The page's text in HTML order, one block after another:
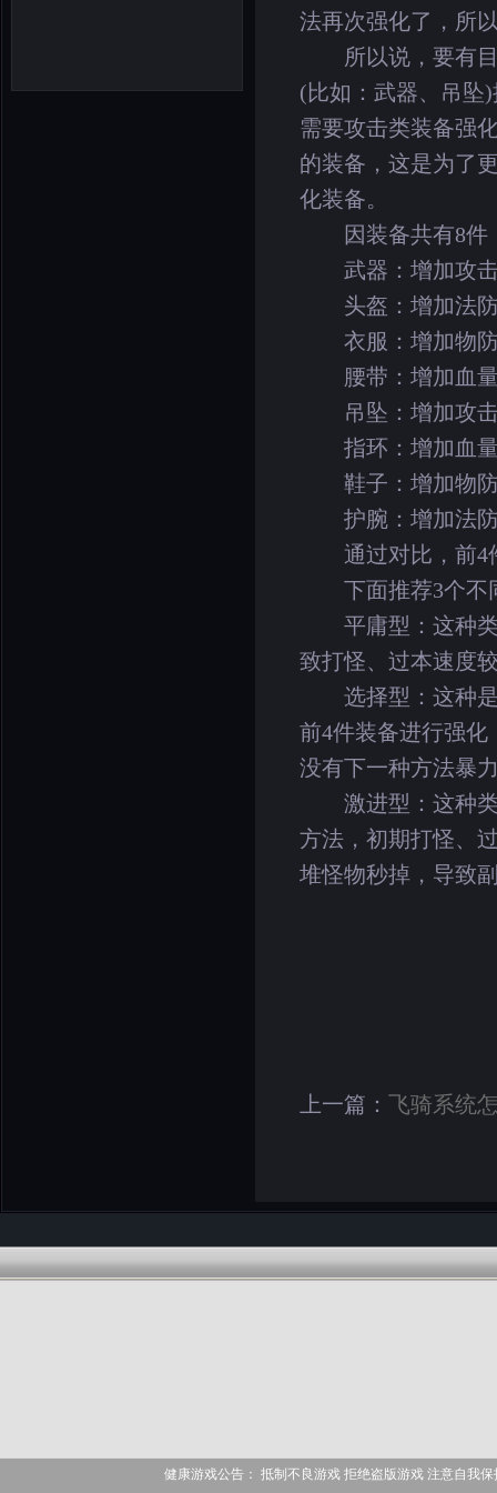
法再次强化了，所
所以说，要有目
(比如：武器、吊坠
需要攻击类装备强
的装备，这是为了
化装备。
因装备共有8件
武器：增加攻
头盔：增加法
衣服：增加物
腰带：增加血
吊坠：增加攻
指环：增加血
鞋子：增加物
护腕：增加法
通过对比，前4
下面推荐3个不
平庸型：这种类
致打怪、过本速度
选择型：这种是
前4件装备进行强
没有下一种方法暴
激进型：这种类
方法，初期打怪、
堆怪物秒掉，导致
上一篇： 飞骑系统
健康游戏公告： 抵制不良游戏 拒绝盗版游戏 注意自我